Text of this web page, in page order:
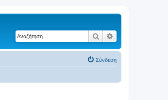
Αναζήτηση
Σύνδεση